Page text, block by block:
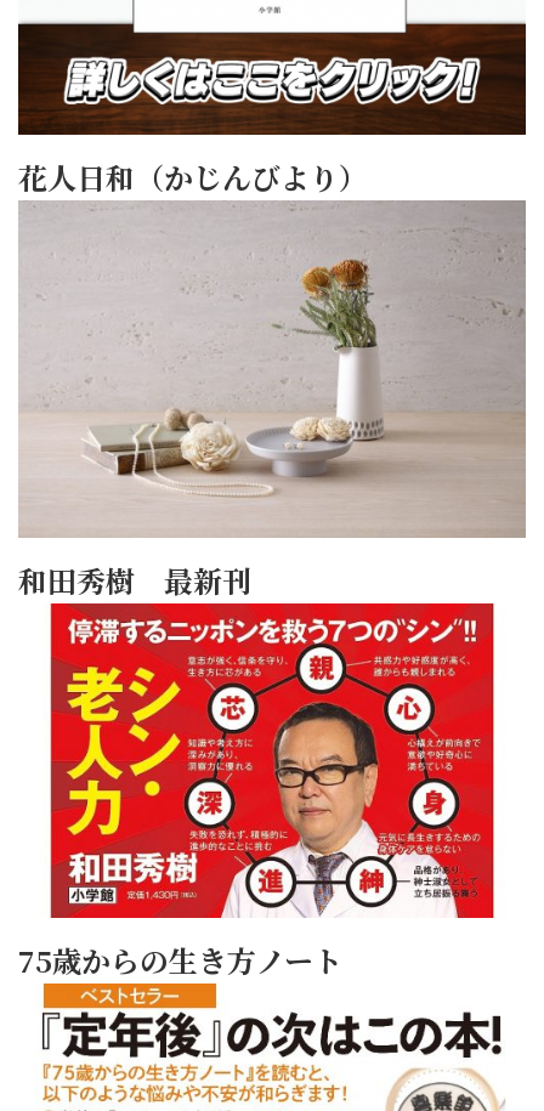
花人日和（かじんびより）
和田秀樹 最新刊
75歳からの生き方ノート